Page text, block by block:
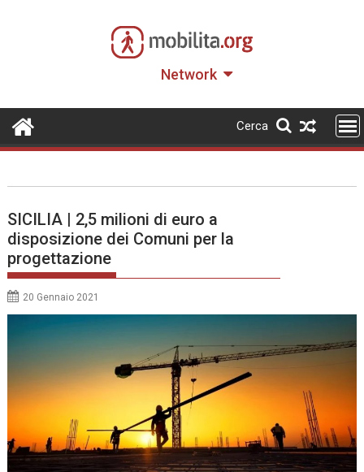
Network
Cerca
SICILIA | 2,5 milioni di euro a
disposizione dei Comuni per la
progettazione
20 Gennaio 2021